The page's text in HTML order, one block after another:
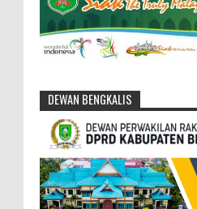
DEWAN BENGKALIS